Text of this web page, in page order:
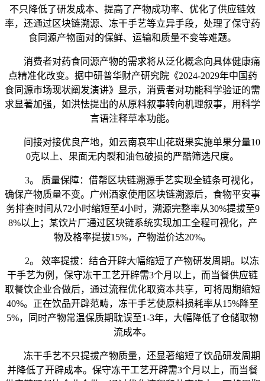
不只降低了研发成本、提高了产物成功率、优化了供应链效
率，还通过区块链溯源、冻干手艺等立异手段，处理了保守药
食同源产物面对的保鲜、运输和质量不变等难题。
消费者对药食同源产物的需求将从泛化概念向具体健康痛
点精准化改变。据中研普华财产研究院《2024-2029年中国药
食同源市场现状阐发演讲》显示，消费者对功能科学验证的需
求显著加强，如洪怯提出的从原料叙事转向机理叙事，用科学
言语注释草本功能。
间接对接优良产地，如云南哀牢山花斑果实施单果分量10
0克以上、果面无内裂和油包破损的严酷筛选尺度。
3。 质量保障：借帮区块链溯源手艺实现全链条可视化，
确保产物质量不变。广州酒家使用区块链溯源后，食物平安事
务排查时间从72小时缩短至4小时，溯源完整率从30%提拔至9
8%以上；某饮片厂通过区块链系统实现加工全程可视化，产
物及格率提拔15%，产物溢价达20%。
2。 效率提拔：结合开辟大幅缩短了产物研发周期。以冻
干手艺为例，保守冻干工艺开辟需3个月以上，而当餐供应链
取餐饮企业合做后，通过流程优化取资本共享，可将周期缩短
40%。正在饮品开辟范畴，冻干手艺使原料损耗率从15%降至
5%，同时产物常温保质期耽误至1-3年，大幅降低了仓储取物
流成本。
冻干手艺不只提拔产物质量，还显著缩短了饮品研发周期
并降低了开辟成本。保守冻干工艺开辟需3个月以上，而当餐